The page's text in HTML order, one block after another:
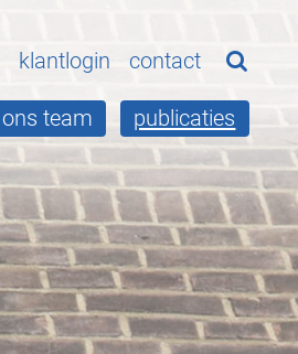
klantlogin
contact
ons team publicaties
Home
Ons werk
Ons team
Publicaties
Nieuws